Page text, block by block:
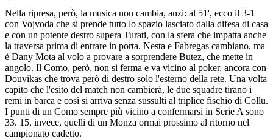
Nella ripresa, però, la musica non cambia, anzi: al 51', ecco il 3-1
con Vojvoda che si prende tutto lo spazio lasciato dalla difesa di casa
e con un potente destro supera Turati, con la sfera che impatta anche
la traversa prima di entrare in porta. Nesta e Fabregas cambiano, ma
è Dany Mota al volo a provare a sorprendere Butez, che mette in
angolo. Il Como, però, non si ferma e va vicino al poker, ancora con
Douvikas che trova però di destro solo l'esterno della rete. Una volta
capito che l'esito del match non cambierà, le due squadre tirano i
remi in barca e così si arriva senza sussulti al triplice fischio di Collu.
I punti di un Como sempre più vicino a confermarsi in Serie A sono
33. 15, invece, quelli di un Monza ormai prossimo al ritorno nel
campionato cadetto.